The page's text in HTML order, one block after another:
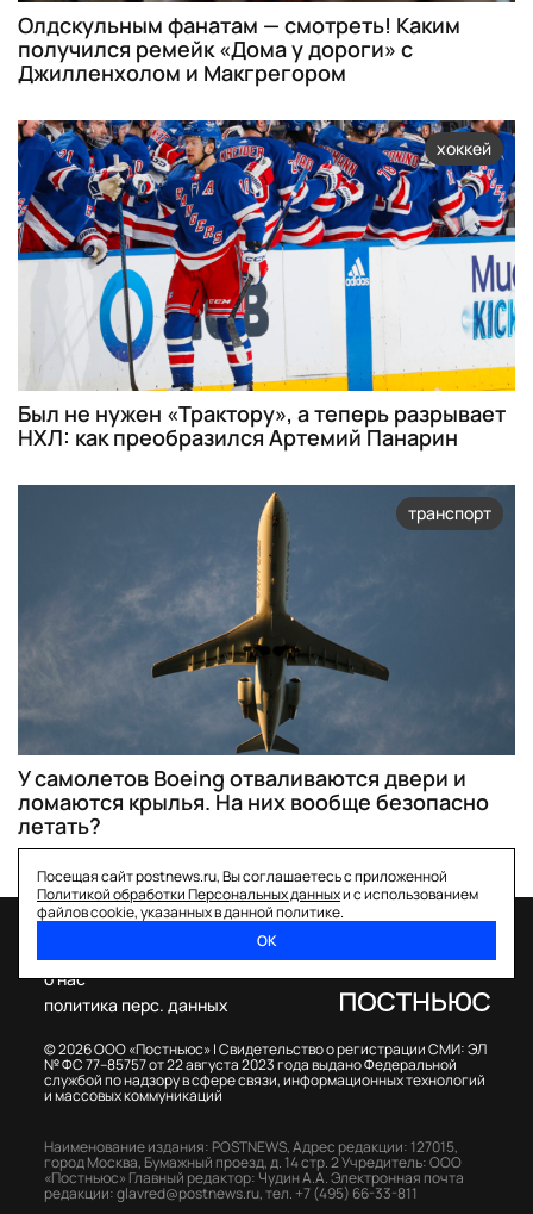
Олдскульным фанатам — смотреть! Каким
получился ремейк «Дома у дороги» с
Джилленхолом и Макгрегором
хоккей
Был не нужен «Трактору», а теперь разрывает
НХЛ: как преобразился Артемий Панарин
транспорт
У самолетов Boeing отваливаются двери и
ломаются крылья. На них вообще безопасно
летать?
Посещая сайт postnews.ru, Вы соглашаетесь с приложенной
Политикой обработки Персональных данныхи с использованием
файлов cookie, указанных в данной политике.
ОК
© 2026 ООО «Постньюс» |Свидетельство о регистрации СМИ: ЭЛ
№ ФС 77–85757 от 22 августа 2023 года выдано Федеральной
службой по надзору в сфере связи, информационных технологий
и массовых коммуникаций
о нас
политика перс. данных
Наименование издания: POSTNEWS,Адрес редакции: 127015,
город Москва, Бумажный проезд, д. 14 стр. 2Учредитель: ООО
«Постньюс» Главный редактор: Чудин А.А.Электронная почта
редакции:glavred@postnews.ru,тел. +7 (495) 66-33-811